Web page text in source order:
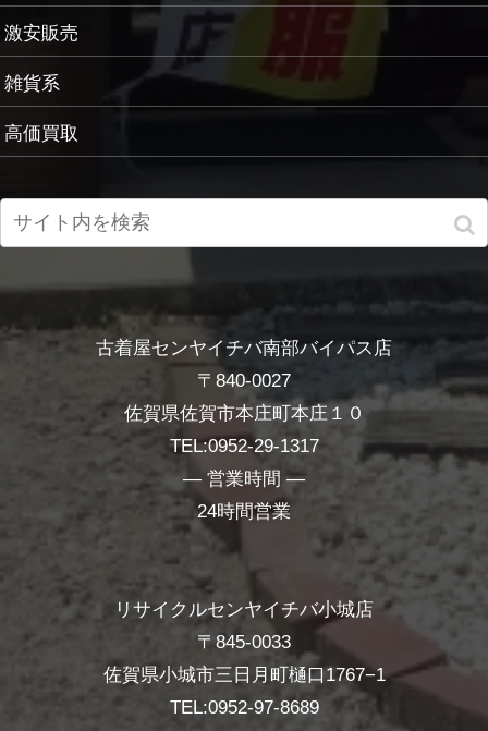
激安販売
雑貨系
高価買取
古着屋センヤイチバ南部バイパス店
〒840-0027
佐賀県佐賀市本庄町本庄１０
TEL:0952-29-1317
― 営業時間 ―
24時間営業
リサイクルセンヤイチバ小城店
〒845-0033
佐賀県小城市三日月町樋口1767−1
TEL:0952-97-8689